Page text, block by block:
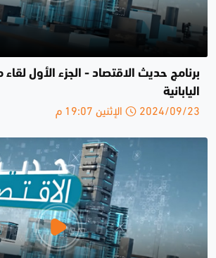
برنامج حديث الاقتصاد - الجزء الأول
اليابانية
2024/09/23 الإثنين 19:07 م